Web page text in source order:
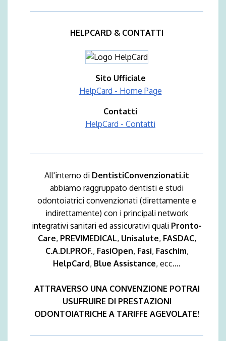
HELPCARD & CONTATTI
Sito Ufficiale
HelpCard - Home Page
Contatti
HelpCard - Contatti
All'interno di DentistiConvenzionati.it
abbiamo raggruppato dentisti e studi
odontoiatrici convenzionati (direttamente e
indirettamente) con i principali network
integrativi sanitari ed assicurativi quali Pronto-
Care, PREVIMEDICAL, Unisalute, FASDAC,
C.A.DI.PROF., FasiOpen, Fasi, Faschim,
HelpCard, Blue Assistance, ecc....
ATTRAVERSO UNA CONVENZIONE POTRAI
USUFRUIRE DI PRESTAZIONI
ODONTOIATRICHE A TARIFFE AGEVOLATE!